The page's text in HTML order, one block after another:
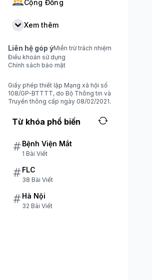
Cộng Đồng
Xem thêm
Liên hệ góp ýMiễn trừ trách nhiệm
Điều khoản sử dụng
Chính sách bảo mật
Giấy phép thiết lập Mạng xã hội số
108/GP-BTTTT, do Bộ Thông tin và
Truyền thông cấp ngày 08/02/2021.
Từ khóa phổ biến
Bệnh Viện Mắt
1 Bài Viết
FLC
38 Bài Viết
Hà Nội
32 Bài Viết